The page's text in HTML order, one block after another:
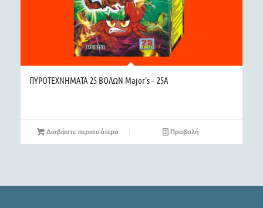
ΠΥΡΟΤΕΧΝΗΜΑΤΑ 25 ΒΟΛΩΝ Major’s – 25A
Διαβάστε περισσότερα Προβολή